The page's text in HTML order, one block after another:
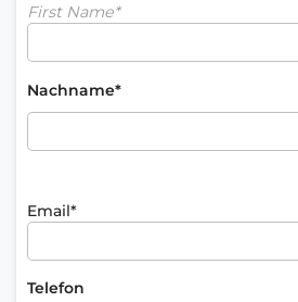
First Name*
Nachname*
Email*
Telefon